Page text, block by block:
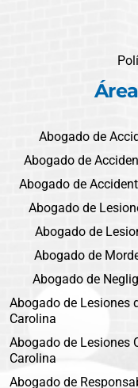
Abogado de
Abogado de
Abogado de
Abogado de
Abogado de
Abogado de
Abogado de
Abogado de Lesiones
Carolina
Abogado de Lesiones
Carolina
Abogado de